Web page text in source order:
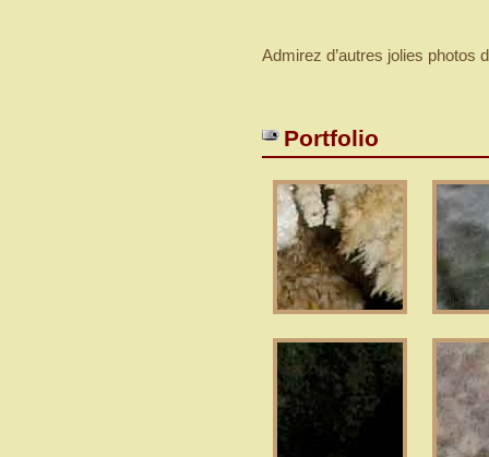
Admirez d’autres jolies photos
Portfolio